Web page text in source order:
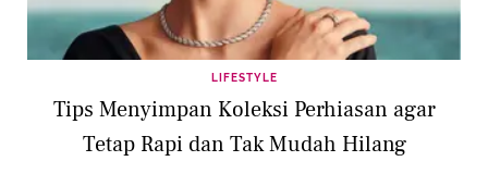
LIFESTYLE
Tips Menyimpan Koleksi Perhiasan agar
Tetap Rapi dan Tak Mudah Hilang